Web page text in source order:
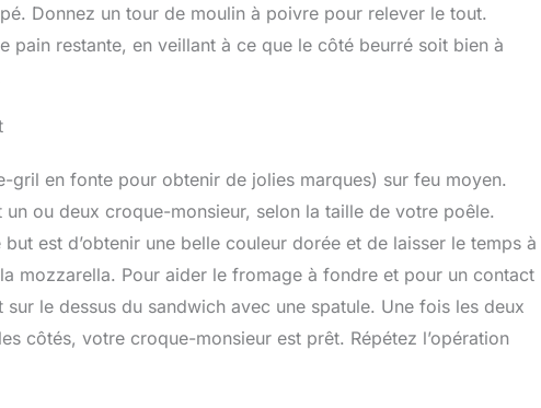
Donnez un tour de moulin à poivre pour relever le tout.
pain restante, en veillant à ce que le côté beurré soit bien à
gril en fonte pour obtenir de jolies marques) sur feu moyen.
ou deux croque-monsieur, selon la taille de votre poêle.
est d’obtenir une belle couleur dorée et de laisser le temps à
mozzarella. Pour aider le fromage à fondre et pour un contact
le dessus du sandwich avec une spatule. Une fois les deux
côtés, votre croque-monsieur est prêt. Répétez l’opération